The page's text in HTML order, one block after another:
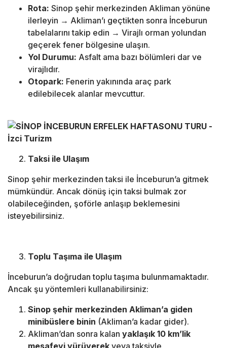
Rota: Sinop şehir merkezinden Akliman yönüne
ilerleyin → Akliman’ı geçtikten sonra İnceburun
tabelalarını takip edin → Virajlı orman yolundan
geçerek fener bölgesine ulaşın.
Yol Durumu: Asfalt ama bazı bölümleri dar ve
virajlıdır.
Otopark: Fenerin yakınında araç park
edilebilecek alanlar mevcuttur.
Taksi ile Ulaşım
Sinop şehir merkezinden taksi ile İnceburun’a gitmek
mümkündür. Ancak dönüş için taksi bulmak zor
olabileceğinden, şoförle anlaşıp beklemesini
isteyebilirsiniz.
Toplu Taşıma ile Ulaşım
İnceburun’a doğrudan toplu taşıma bulunmamaktadır.
Ancak şu yöntemleri kullanabilirsiniz:
Sinop şehir merkezinden Akliman’a giden
minibüslere binin (Akliman’a kadar gider).
Akliman’dan sonra kalan yaklaşık 10 km’lik
mesafeyi yürüyerek veya taksiyle